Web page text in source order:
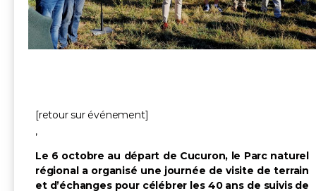
[retour sur événement]
,
Le 6 octobre au départ de Cucuron, le Parc naturel
régional a organisé une journée de visite de terrain
et d’échanges pour célébrer les 40 ans de suivis de